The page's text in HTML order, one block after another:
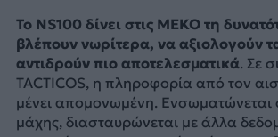
Το NS100 δίνει στις MEKO τη
βλέπουν νωρίτερα, να αξιολογούν
αντιδρούν πιο αποτελεσματικά. Σε
TACTICOS, η πληροφορία από τον
μένει απομονωμένη. Ενσωματώνεται
μάχης, διασταυρώνεται με άλλα